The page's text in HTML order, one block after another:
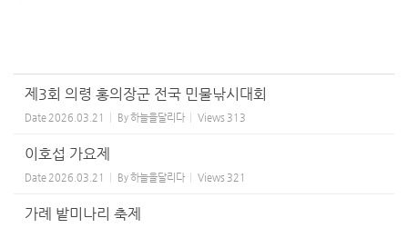
제3회 의령 홍의장군 전국 민물낚시대회
Date 2026.03.21 By하늘을달리다 Views 313
이호섭 가요제
Date 2026.03.21 By하늘을달리다 Views 321
가례 밭미나리 축제